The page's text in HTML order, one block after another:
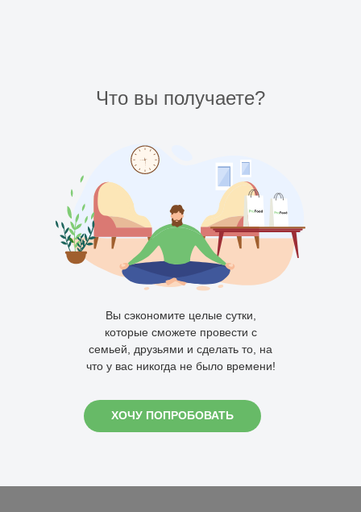
Что вы получаете?
ХОЧУ ПОПРОБОВАТЬ
Вы сэкономите целые сутки,
которые сможете провести с
семьей, друзьями и сделать то, на
что у вас никогда не было времени!